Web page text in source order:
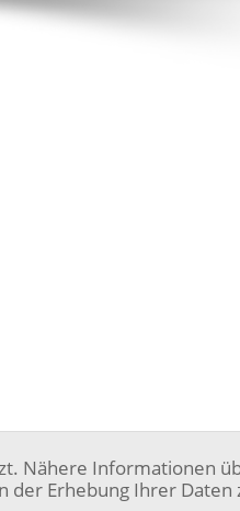
Nähere Informationen
Erhebung Ihrer